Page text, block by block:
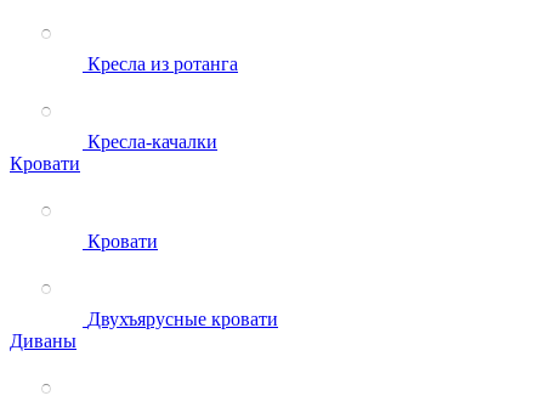
Кресла из ротанга
Кресла-качалки
Кровати
Кровати
Двухъярусные кровати
Диваны